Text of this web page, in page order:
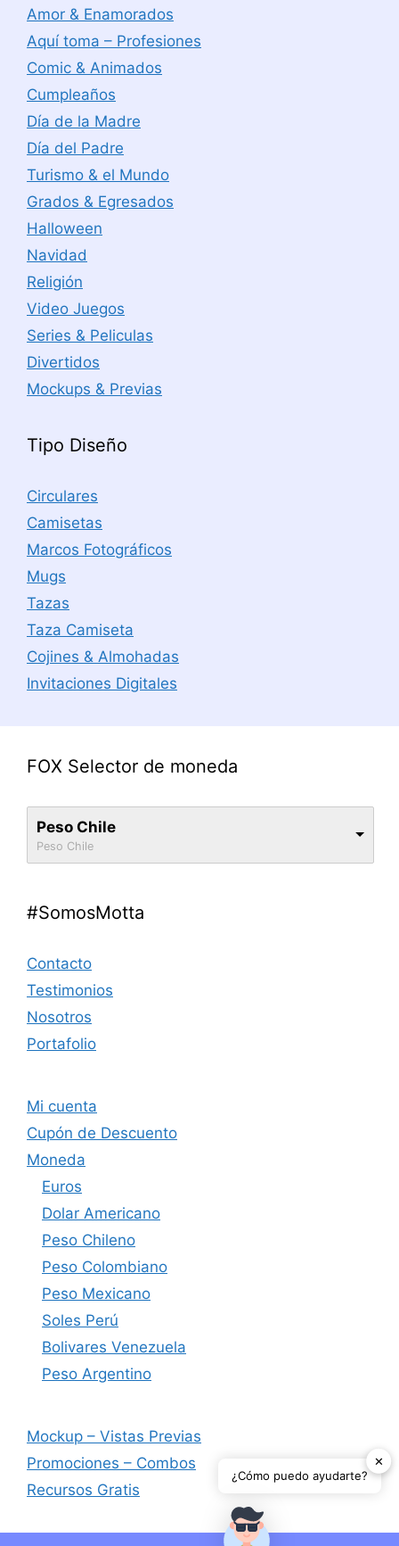
Amor & Enamorados
Aquí toma – Profesiones
Comic & Animados
Cumpleaños
Día de la Madre
Día del Padre
Turismo & el Mundo
Grados & Egresados
Halloween
Navidad
Religión
Video Juegos
Series & Peliculas
Divertidos
Mockups & Previas
Tipo Diseño
Circulares
Camisetas
Marcos Fotográficos
Mugs
Tazas
Taza Camiseta
Cojines & Almohadas
Invitaciones Digitales
FOX Selector de moneda
Peso Chile
Peso Chile
#SomosMotta
Contacto
Testimonios
Nosotros
Portafolio
Mi cuenta
Cupón de Descuento
Moneda
Euros
Dolar Americano
Peso Chileno
Peso Colombiano
Peso Mexicano
Soles Perú
Bolivares Venezuela
Peso Argentino
Mockup – Vistas Previas
Promociones – Combos
Recursos Gratis
✕
¿Cómo puedo ayudarte?